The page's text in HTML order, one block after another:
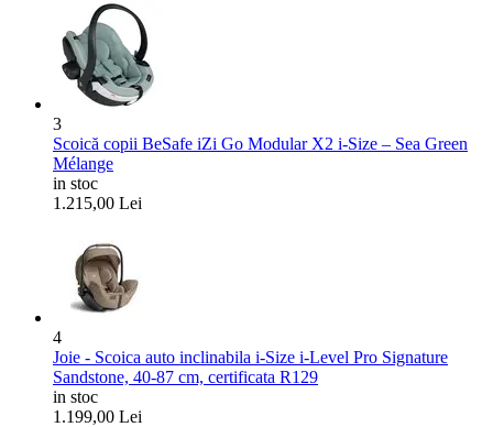
3
Scoică copii BeSafe iZi Go Modular X2 i-Size – Sea Green
Mélange
in stoc
1.215,00 Lei
4
Joie - Scoica auto inclinabila i-Size i-Level Pro Signature
Sandstone, 40-87 cm, certificata R129
in stoc
1.199,00 Lei